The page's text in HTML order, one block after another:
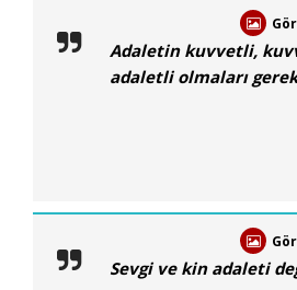
Adaletin kuvvetli,
adaletli olmaları
Sevgi ve kin adaleti